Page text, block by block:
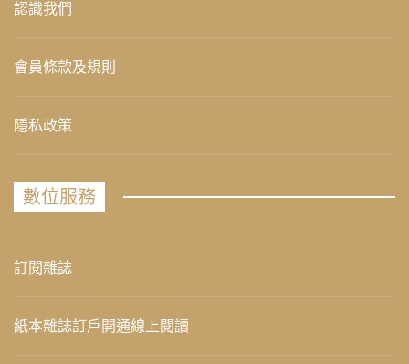
認識我們
會員條款及規則
隱私政策
數位服務
訂閱雜誌
紙本雜誌訂戶開通線上閱讀